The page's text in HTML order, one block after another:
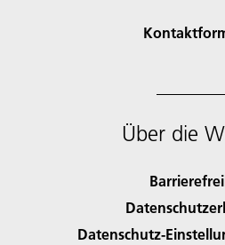
Über die
Datenschutz-